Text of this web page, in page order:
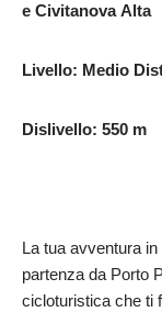
e Civitanova Alta
Livello: Medio
Dislivello: 550 m
La tua avventura
partenza da Porto
cicloturistica che ti